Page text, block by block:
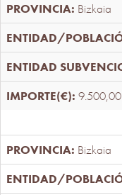
Bizkaia
9.500,00
Bizkaia